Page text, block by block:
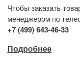
Чтобы заказать
менеджером по
+7 (499) 643-46-33
Подробнее